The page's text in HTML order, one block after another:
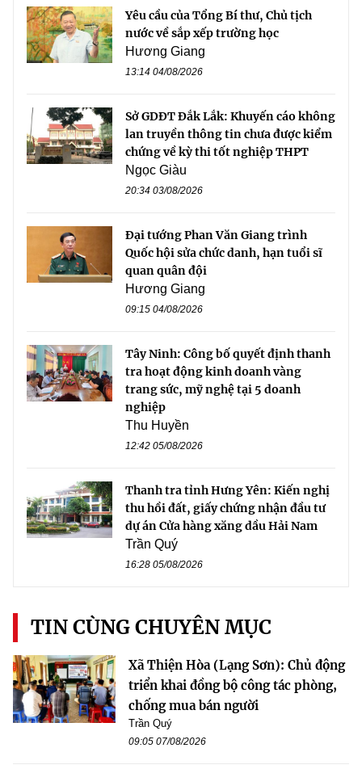
Yêu cầu của Tổng Bí thư, Chủ tịch
nước về sắp xếp trường học
Hương Giang
13:14 04/08/2026
Sở GDĐT Đắk Lắk: Khuyến cáo không
lan truyền thông tin chưa được kiểm
chứng về kỳ thi tốt nghiệp THPT
Ngọc Giàu
20:34 03/08/2026
Đại tướng Phan Văn Giang trình
Quốc hội sửa chức danh, hạn tuổi sĩ
quan quân đội
Hương Giang
09:15 04/08/2026
Tây Ninh: Công bố quyết định thanh
tra hoạt động kinh doanh vàng
trang sức, mỹ nghệ tại 5 doanh
nghiệp
Thu Huyền
12:42 05/08/2026
Thanh tra tỉnh Hưng Yên: Kiến nghị
thu hồi đất, giấy chứng nhận đầu tư
dự án Cửa hàng xăng dầu Hải Nam
Trần Quý
16:28 05/08/2026
TIN CÙNG CHUYÊN MỤC
Xã Thiện Hòa (Lạng Sơn): Chủ động
triển khai đồng bộ công tác phòng,
chống mua bán người
Trần Quý
09:05 07/08/2026